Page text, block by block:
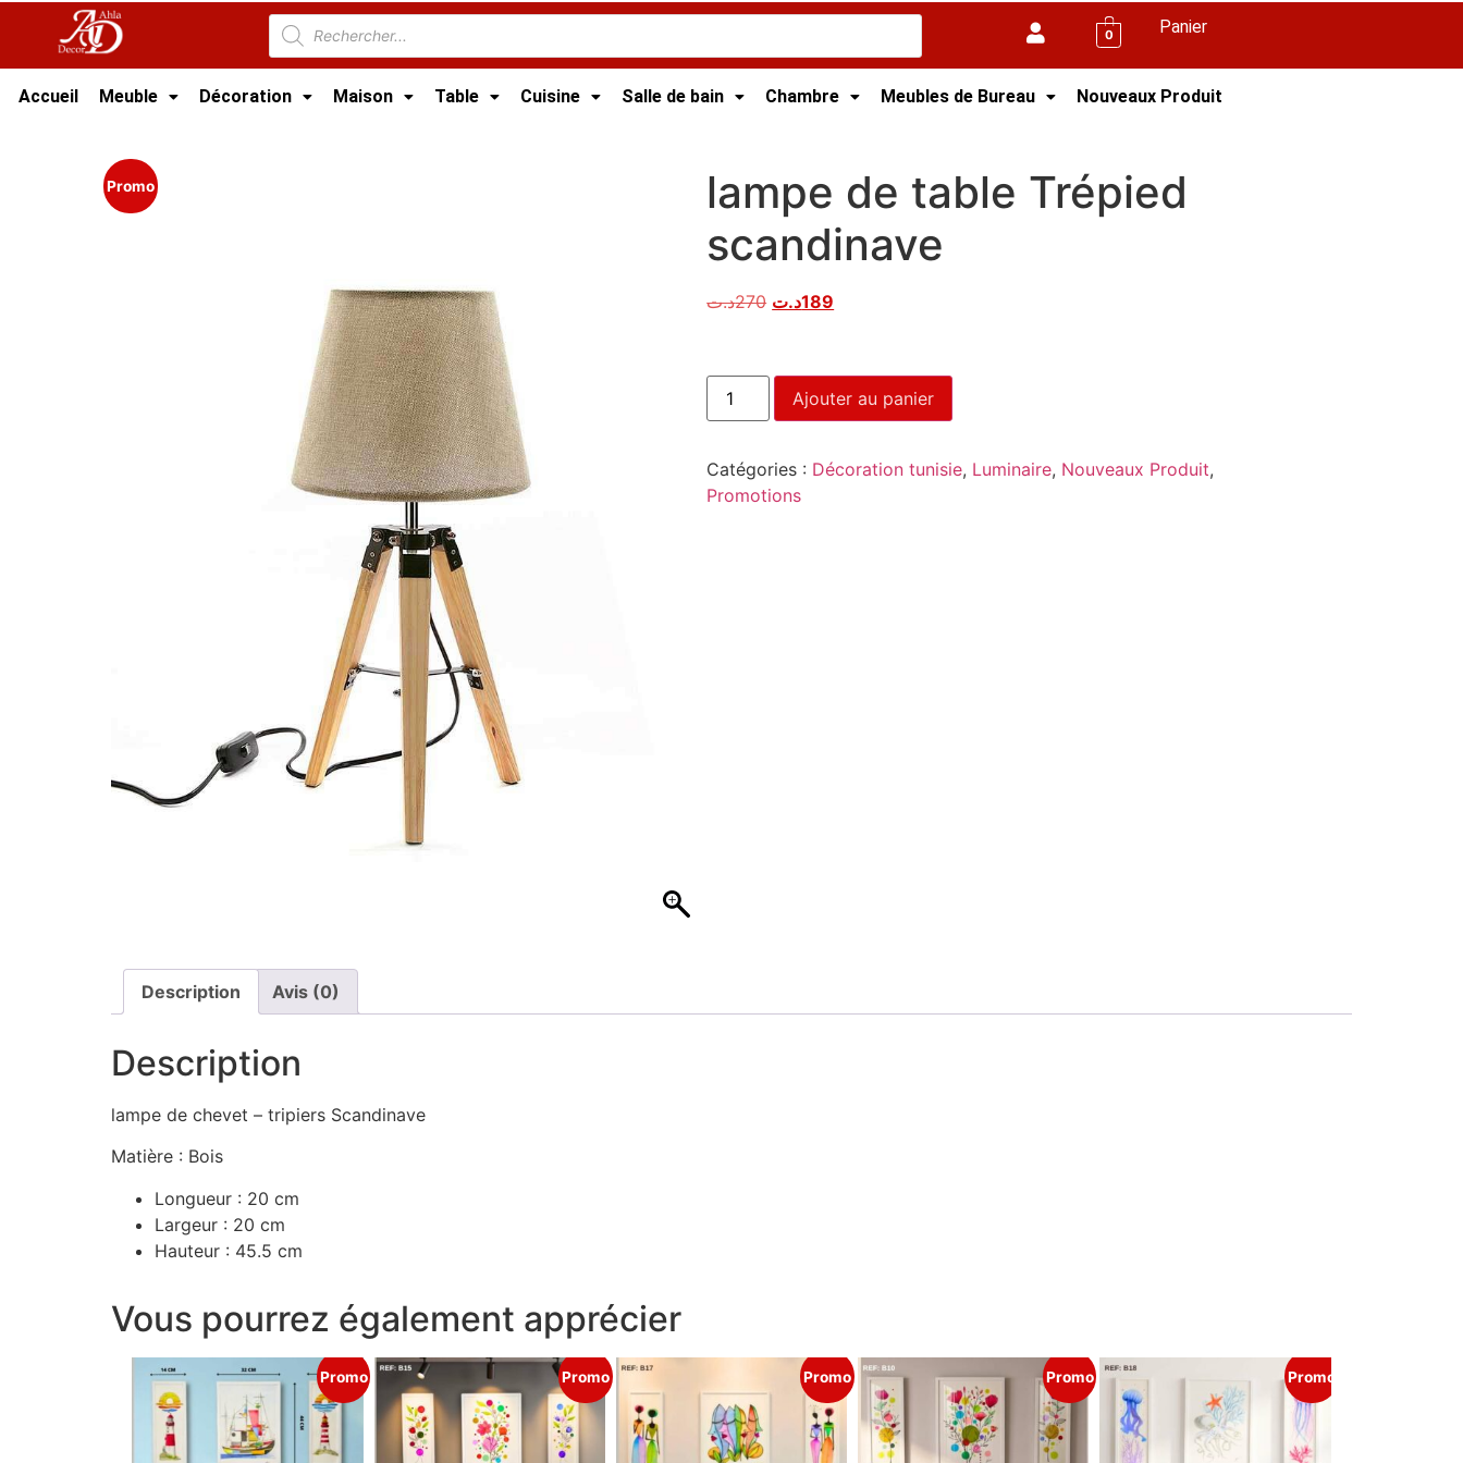
0 Panier
Accueil Meuble Décoration Maison Table Cuisine Salle de bain Chambre Meubles de Bureau Nouveaux Produit
Promo
lampe de table Trépied
scandinave
270د.ت 189د.ت
Ajouter au panier
Catégories : Décoration tunisie, Luminaire, Nouveaux Produit,
Promotions
Description Avis (0)
Description
lampe de chevet – tripiers Scandinave
Matière : Bois
Longueur : 20 cm
Largeur : 20 cm
Hauteur : 45.5 cm
Vous pourrez également apprécier
Promo Promo Promo Promo Promo